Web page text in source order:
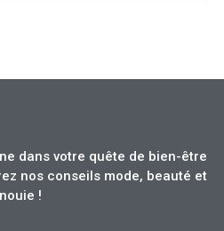
dans votre quête de bien-être
nos conseils mode, beauté et
!